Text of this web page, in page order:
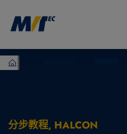
MVTec Software – 机器视觉专家
分步教程, HALCON